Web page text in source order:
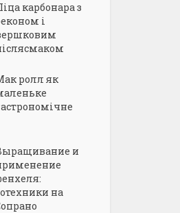
карбонара з
і
ролл як
и
на